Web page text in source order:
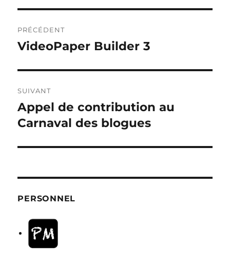
de
PRÉCÉDENT
Publication
VideoPaper Builder 3
SUIVANT
Publication
suivante :
Appel de contribution au
Carnaval des blogues
PERSONNEL